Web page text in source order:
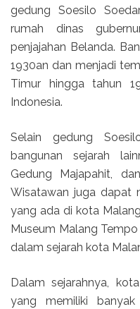
gedung Soesilo
rumah dinas
penjajahan Belanda.
1930an dan menjadi
Timur hingga tahun
Indonesia.
Selain gedung
bangunan sejarah
Gedung Majapahit,
Wisatawan juga dapat
yang ada di kota
Museum Malang
dalam sejarah kota
Dalam sejarahnya,
yang memiliki banyak